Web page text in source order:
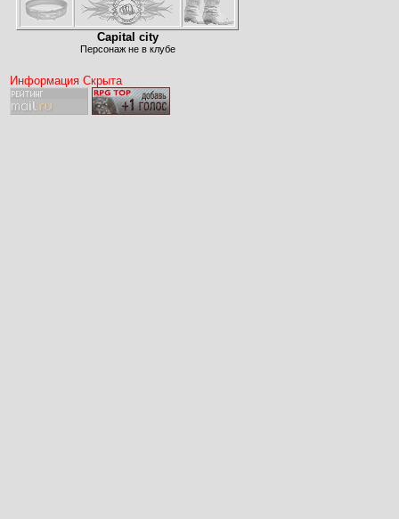
Capital city
Персонаж не в клубе
Информация Скрыта